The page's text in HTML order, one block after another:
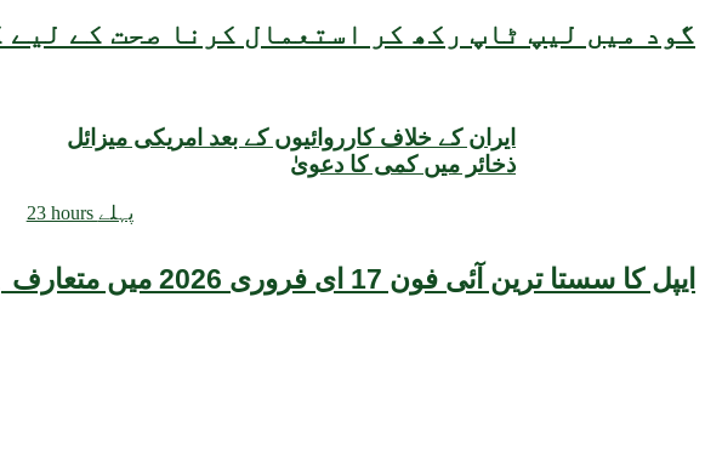
گود میں لیپ ٹاپ رکھ کر استعمال کرنا صحت کے
ایپل کا سستا ترین آئی فون 17 ای فروری 2026 میں متعارف ہونے کا امکان، قیمت بھی سامنے آگئی
ایران کے خلاف کارروائیوں کے بعد امریکی میزائل
ذخائر میں کمی کا دعویٰ
23 hours پہلے